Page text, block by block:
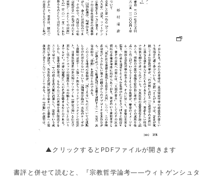
▲クリックするとPDFファイルが開きます
書評と併せて読むと、『宗教哲学論考――ウィトゲンシュタ